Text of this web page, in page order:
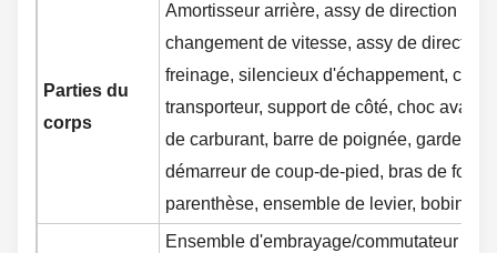
Parties du
corps
Amortisseur arrière, assy de direction de
changement de vitesse, assy de
freinage, silencieux d'échappement,
transporteur, support de côté, choc
de carburant, barre de poignée, garde-
démarreur de coup-de-pied, bras de
parenthèse, ensemble de levier, bobine
Ensemble d'embrayage/commutateur de